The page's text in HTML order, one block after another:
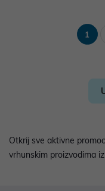
1
Otkrij sve aktivne
vrhunskim proizvodima